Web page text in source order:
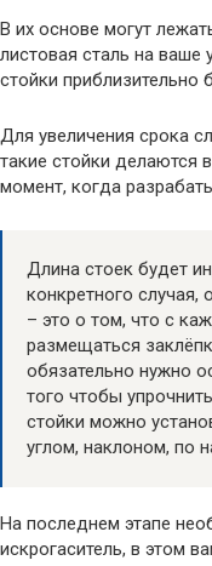
В их основе могут
листовая сталь на
стойки приблизительно
Для увеличения срока
такие стойки делаются
момент, когда
Длина стоек будет
конкретного случая,
– это о том, что с
размещаться
обязательно нужно
того чтобы
стойки можно
углом, наклоном, по
На последнем этапе
искрогаситель, в этом